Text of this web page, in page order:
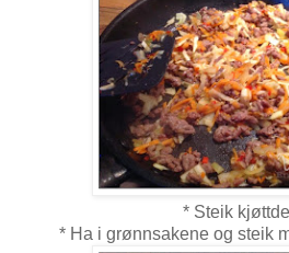
* Steik
* Ha i grønnsakene og steik